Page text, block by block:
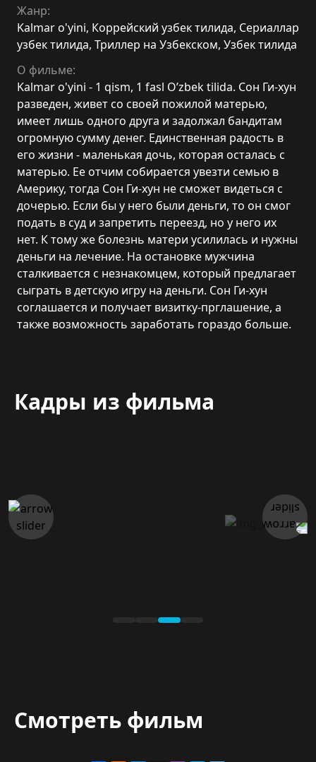
Жанр:
Kalmar o'yini, Коррейский узбек тилида, Сериаллар
узбек тилида, Триллер на Узбекском, Узбек тилида
О фильме:
Kalmar o'yini - 1 qism, 1 fasl O’zbek tilida. Сон Ги-хун
разведен, живет со своей пожилой матерью,
имеет лишь одного друга и задолжал бандитам
огромную сумму денег. Единственная радость в
его жизни - маленькая дочь, которая осталась с
матерью. Ее отчим собирается увезти семью в
Америку, тогда Сон Ги-хун не сможет видеться с
дочерью. Если бы у него были деньги, то он смог
подать в суд и запретить переезд, но у него их
нет. К тому же болезнь матери усилилась и нужны
деньги на лечение. На остановке мужчина
сталкивается с незнакомцем, который предлагает
сыграть в детскую игру на деньги. Сон Ги-хун
соглашается и получает визитку-прглашение, а
также возможность заработать гораздо больше.
Кадры из фильма
Смотреть фильм